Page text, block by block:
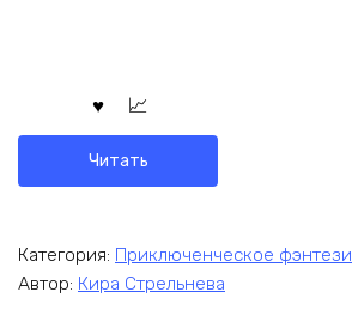
Читать
Категория: Приключенческое фэнтези
Автор: Кира Стрельнева